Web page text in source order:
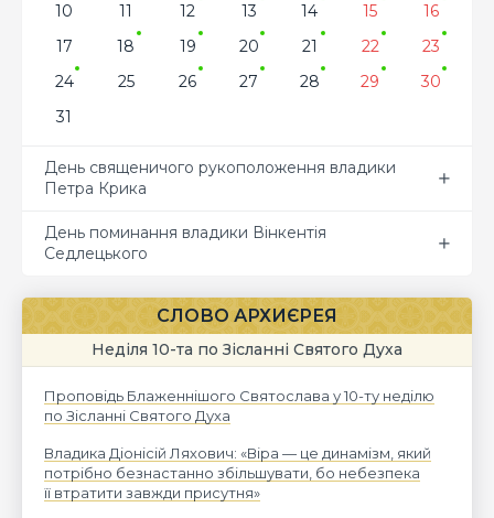
10
11 12 13 14 15
16
17
18 19 20 21 22
23
24
25 26 27 28 29
30
31
День священичого рукоположення владики
Петра Крика
День поминання владики Вінкентія
Седлецького
СЛОВО АРХИЄРЕЯ
Неділя 10-та по Зісланні Святого Духа
Проповідь Блаженнішого Святослава у 10-ту неділю
по Зісланні Святого Духа
Владика Діонісій Ляхович: «Віра — це динамізм, який
потрібно безнастанно збільшувати, бо небезпека
її втратити завжди присутня»